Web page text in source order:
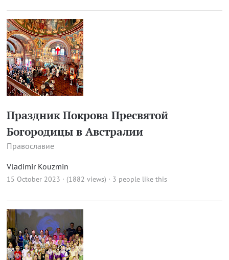
Праздник Покрова Пресвятой
Богородицы в Австралии
Православие
Vladimir Kouzmin
15 October 2023 · (1882 views) · 3 people like this